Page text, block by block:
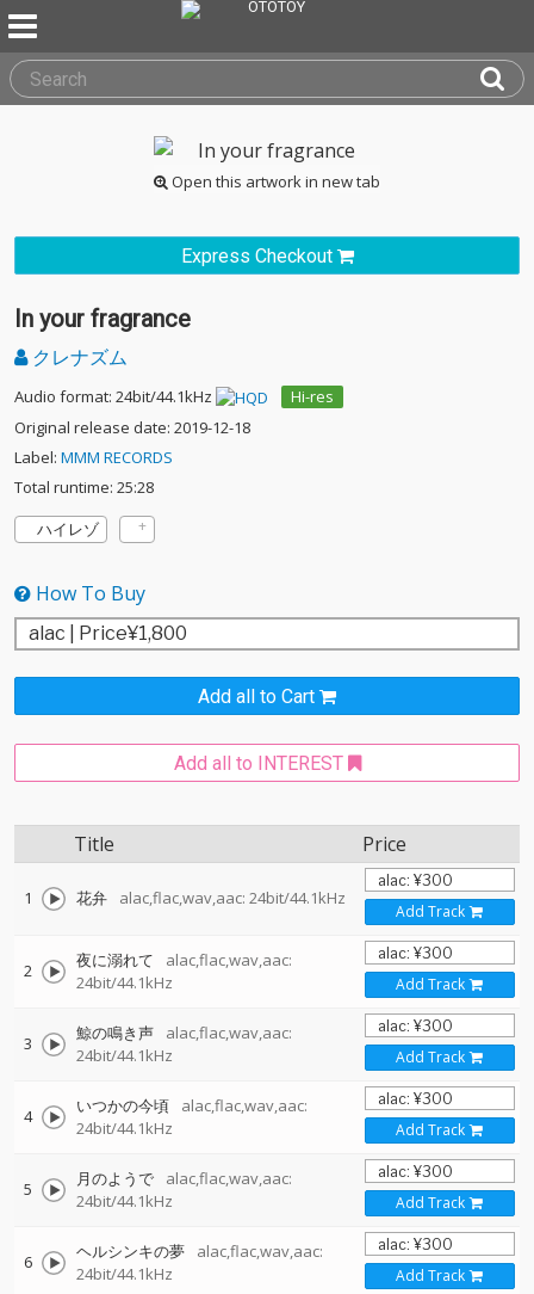
Open this artwork in new tab
Express Checkout
In your fragrance
クレナズム
Audio format: 24bit/44.1kHz
Hi-res
Original release date: 2019-12-18
Label: MMM RECORDS
Total runtime: 25:28
ハイレゾ
How To Buy
Add all to Cart
Add all to INTEREST
Title Price
1 花弁 alac,flac,wav,aac: 24bit/44.1kHz
Add Track
2 夜に溺れて
alac,flac,wav,aac:
24bit/44.1kHz
Add Track
3 鯨の鳴き声
alac,flac,wav,aac:
24bit/44.1kHz
Add Track
4 いつかの今頃
alac,flac,wav,aac:
24bit/44.1kHz
Add Track
5 月のようで
alac,flac,wav,aac:
24bit/44.1kHz
Add Track
6 ヘルシンキの夢
alac,flac,wav,aac:
24bit/44.1kHz
Add Track